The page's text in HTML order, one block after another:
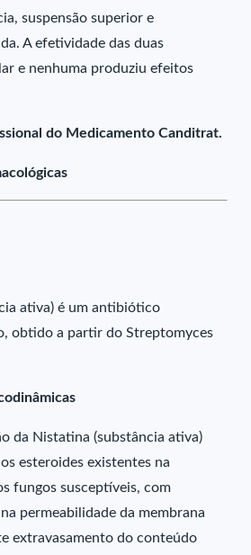
suspensão superior e
A efetividade das duas
e nenhuma produziu efeitos
do Medicamento Canditrat.
ativa) é um antibiótico
obtido a partir do Streptomyces
da Nistatina (substância ativa)
esteroides existentes na
fungos susceptíveis, com
permeabilidade da membrana
extravasamento do conteúdo